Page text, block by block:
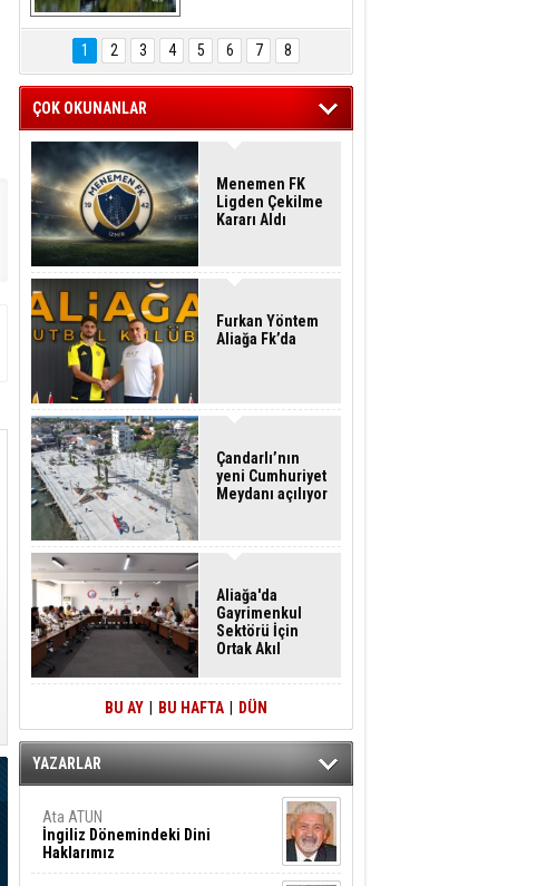
Hasan Eser'in
Objektifinden
1 2 3 4 5 6 7 8
ÇOK OKUNANLAR
Menemen FK
Ligden Çekilme
Kararı Aldı
Furkan Yöntem
Aliağa Fk’da
Çandarlı’nın
yeni Cumhuriyet
Meydanı açılıyor
Aliağa'da
Gayrimenkul
Sektörü İçin
Ortak Akıl
BU AY BU HAFTA DÜN
YAZARLAR
Ata ATUN
İngiliz Dönemindeki Dini
Haklarımız